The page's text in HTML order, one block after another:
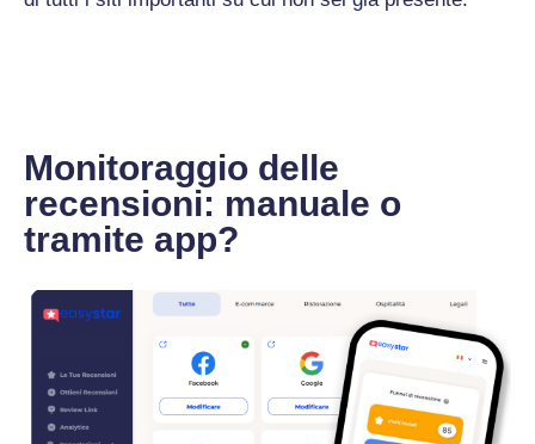
Monitoraggio delle
recensioni: manuale o
tramite app?